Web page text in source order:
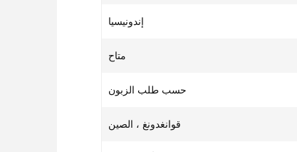
إندونيسيا
متاح
حسب طلب الزبون
قوانغدونغ ، الصين